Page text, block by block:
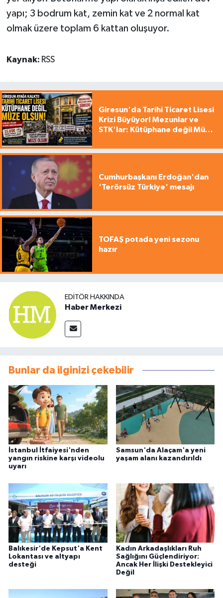
yapı; 3 bodrum kat, zemin kat ve 2 normal kat
olmak üzere toplam 6 kattan oluşuyor.
Kaynak: RSS
Giresun'da Tarihi Ticaret Lisesi
Krizi Büyüyor! Mezunlar ve
STK'lar: Kütüphane değil Müze
Cumhurbaşkanı Erdoğan'dan
'Terörsüz Türkiye' mesajı
TOFAŞ potada yeni sezonu
hazır
EDITÖR HAKKINDA
Haber Merkezi
Bunlar da ilginizi çekebilir
İstanbul İtfaiyesi'nden
yangın riskine karşı videolu
uyarı
Samsun'da Alaçam'a yeni
yaşam alanı kazandırıldı
Balıkesir'de Kepsut'a Kent
Lokantası ve altyapı
desteği
Kadın Arkadaşlıkları Ruh
Sağlığını Güçlendiriyor:
Ancak Her İlişki Destekleyici
Değil